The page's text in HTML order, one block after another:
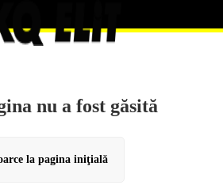
nu a fost găsită
la pagina iniţială